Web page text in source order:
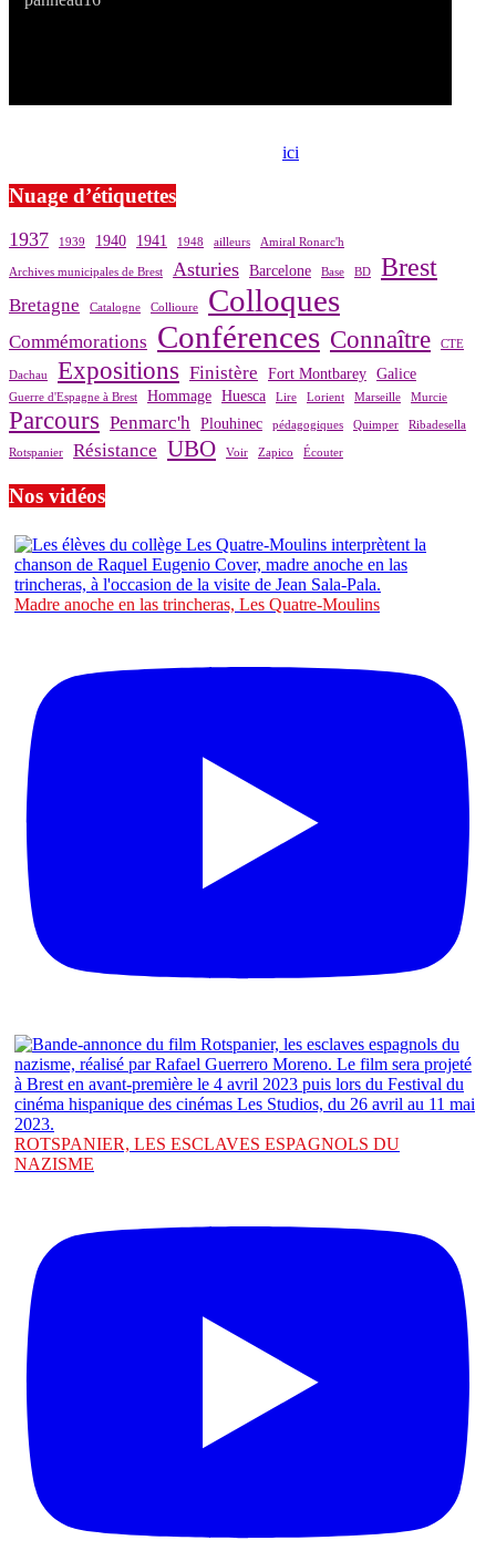
ici
Nuage d’étiquettes
1937 1939 1940 1941 1948 ailleurs Amiral Ronarc'h
Archives municipales de Brest Asturies Barcelone Base BD Brest
Bretagne Catalogne Collioure Colloques
Commémorations Conférences Connaître CTE
Dachau Expositions Finistère Fort Montbarey Galice
Guerre d'Espagne à Brest Hommage Huesca Lire Lorient Marseille Murcie
Parcours Penmarc'h Plouhinec pédagogiques Quimper Ribadesella
Rotspanier Résistance UBO Voir Zapico Écouter
Nos vidéos
Madre anoche en las trincheras, Les Quatre-Moulins
ROTSPANIER, LES ESCLAVES ESPAGNOLS DU
NAZISME